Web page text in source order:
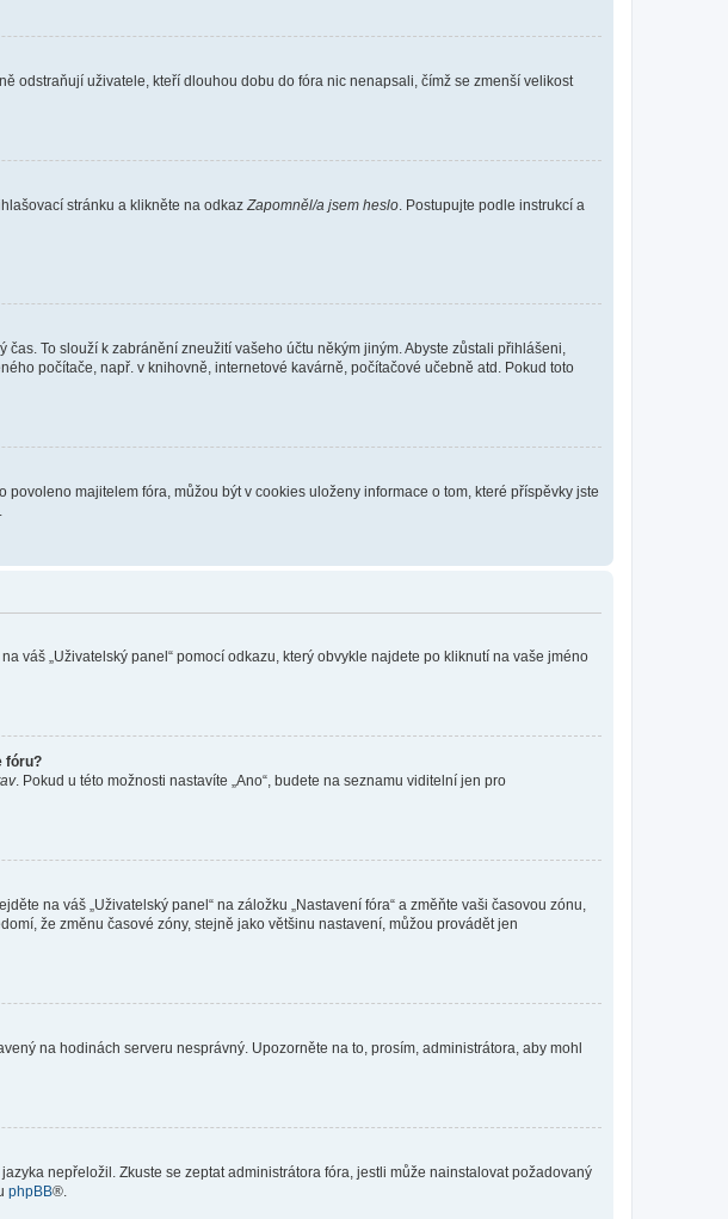
odstraňují uživatele, kteří dlouhou dobu do fóra nic nenapsali, čímž se zmenší velikost
stránku a klikněte na odkaz Zapomněl/a jsem heslo . Postupujte podle instrukcí a
To slouží k zabránění zneužití vašeho účtu někým jiným. Abyste zůstali přihlášeni,
počítače, např. v knihovně, internetové kavárně, počítačové učebně atd. Pokud toto
majitelem fóra, můžou být v cookies uloženy informace o tom, které příspěvky jste
váš „Uživatelský panel“ pomocí odkazu, který obvykle najdete po kliknutí na vaše jméno
fóru?
. Pokud u této možnosti nastavíte „Ano“, budete na seznamu viditelní jen pro
na váš „Uživatelský panel“ na záložku „Nastavení fóra“ a změňte vaši časovou zónu,
že změnu časové zóny, stejně jako většinu nastavení, můžou provádět jen
na hodinách serveru nesprávný. Upozorněte na to, prosím, administrátora, aby mohl
nepřeložil. Zkuste se zeptat administrátora fóra, jestli může nainstalovat požadovaný
phpBB®.